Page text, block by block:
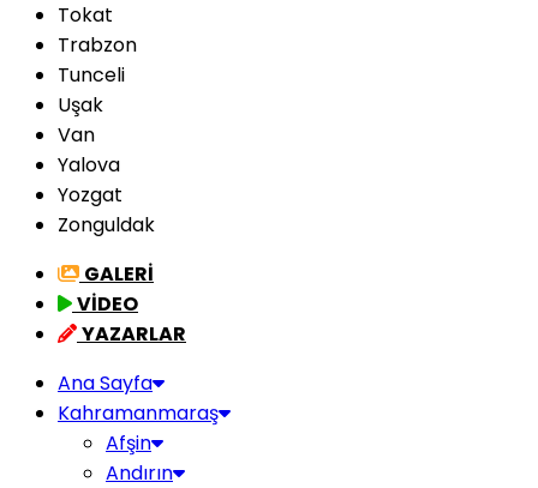
Tokat
Trabzon
Tunceli
Uşak
Van
Yalova
Yozgat
Zonguldak
GALERİ
VİDEO
YAZARLAR
Ana Sayfa
Kahramanmaraş
Afşin
Andırın